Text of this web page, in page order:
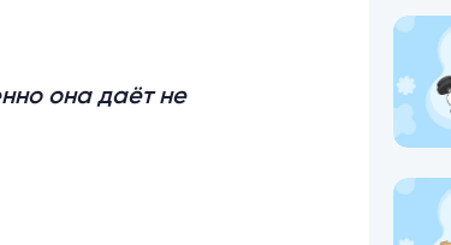
она даёт не